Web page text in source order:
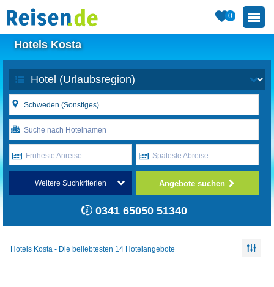
0
Hotels Kosta
Früheste Anreise Späteste Abreise
Weitere Suchkriterien Angebote suchen
0341 65050 51340
Hotels Kosta - Die beliebtesten 14 Hotelangebote